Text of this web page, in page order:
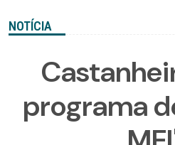
NOTÍCIA
programa